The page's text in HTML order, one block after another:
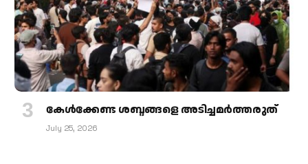
കേള്‍ക്കേണ്ട ശബ്ദങ്ങളെ അടിച്ചമര്‍ത്തരുത്
July 25, 2026